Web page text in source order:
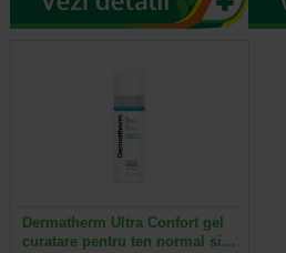
Dermatherm Ultra Confort gel
curatare pentru ten normal si…